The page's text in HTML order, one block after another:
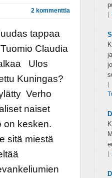
2 kommenttia
tappaa
Claudia
Ulos
Kuningas?
Verho
naiset
on kesken.
sitä miestä